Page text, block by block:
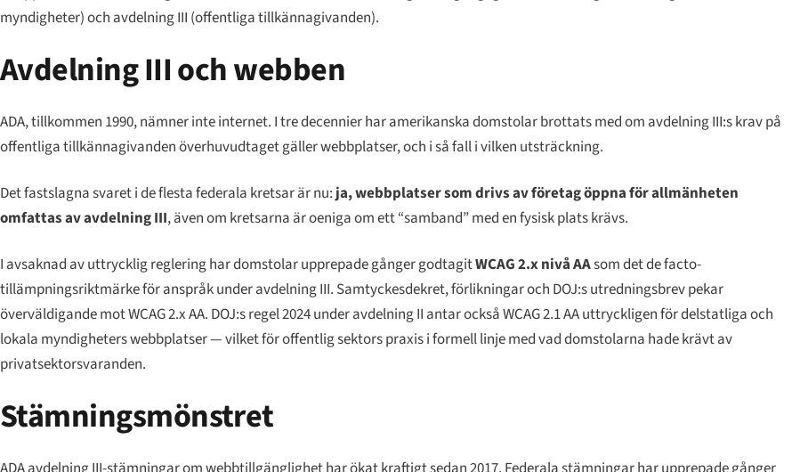
myndigheter) och avdelning III (offentliga tillkännagivanden).
Avdelning III och webben
ADA, tillkommen 1990, nämner inte internet. I tre decennier har amerikanska domstolar brottats med om avdelning III:s krav på
offentliga tillkännagivanden överhuvudtaget gäller webbplatser, och i så fall i vilken utsträckning.
Det fastslagna svaret i de flesta federala kretsar är nu:ja, webbplatser som drivs av företag öppna för allmänheten
omfattas av avdelning III, även om kretsarna är oeniga om ett “samband” med en fysisk plats krävs.
I avsaknad av uttrycklig reglering har domstolar upprepade gånger godtagitWCAG 2.x nivå AAsom det de facto-
tillämpningsriktmärke för anspråk under avdelning III. Samtyckesdekret, förlikningar och DOJ:s utredningsbrev pekar
överväldigande mot WCAG 2.x AA. DOJ:s regel 2024 under avdelning II antar också WCAG 2.1 AA uttryckligen för delstatliga och
lokala myndigheters webbplatser — vilket för offentlig sektors praxis i formell linje med vad domstolarna hade krävt av
privatsektorsvaranden.
Stämningsmönstret